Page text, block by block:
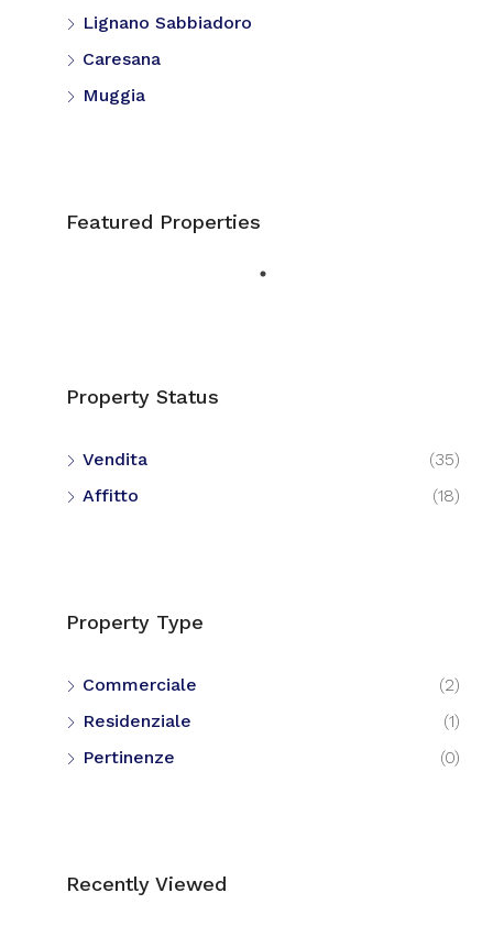
Lignano Sabbiadoro
Caresana
Muggia
Featured Properties
Property Status
Vendita
(35)
Affitto
(18)
Property Type
Commerciale
(2)
Residenziale
(1)
Pertinenze
(0)
Recently Viewed